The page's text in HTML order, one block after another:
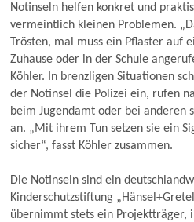
Notinseln helfen konkret und
vermeintlich kleinen Problemen.
Trösten, mal muss ein Pflaster auf
Zuhause oder in der Schule
Köhler. In brenzligen Situationen
der Notinsel die Polizei ein, rufen
beim Jugendamt oder bei anderen
an. „Mit ihrem Tun setzen sie ein
sicher“, fasst Köhler zusammen.
Die Notinseln sind ein
Kinderschutzstiftung
übernimmt stets ein Projektträger,